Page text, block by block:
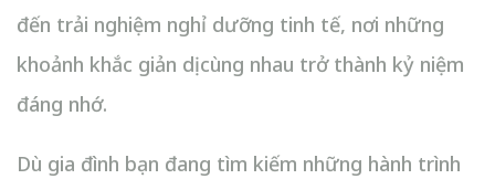
đến trải nghiệm nghỉ dưỡng tinh tế, nơi những
khoảnh khắc giản dị cùng nhau trở thành kỷ niệm
đáng nhớ.
Dù gia đình bạn đang tìm kiếm những hành trình